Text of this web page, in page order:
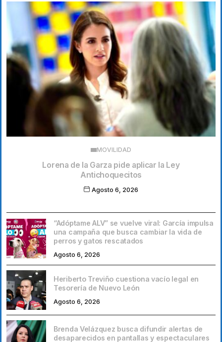
MOVILIDAD
Lorena de la Garza pide aplicar la Ley
Antichoquecitos
Agosto 6, 2026
“Adóptame ALV” se vuelve viral: García impulsa
una campaña que busca cambiar la vida de
perros y gatos rescatados
Agosto 6, 2026
Heriberto Treviño cuestiona vacío legal en
Tesorería de Nuevo León
Agosto 6, 2026
Brenda Velázquez busca difundir alertas de
desaparecidos en pantallas y espectaculares